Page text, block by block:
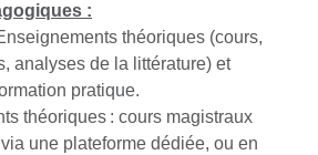
:
théoriques (cours,
analyses de la littérature) et
pratique.
théoriques : cours magistraux
une plateforme dédiée, ou en